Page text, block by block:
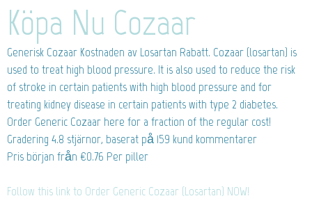
Köpa Nu Cozaar
Generisk Cozaar Kostnaden av Losartan Rabatt. Cozaar (losartan) is
used to treat high blood pressure. It is also used to reduce the risk
of stroke in certain patients with high blood pressure and for
treating kidney disease in certain patients with type 2 diabetes.
Order Generic Cozaar here for a fraction of the regular cost!
Gradering 4.8 stjärnor, baserat på 159 kund kommentarer
Pris början från €0.76 Per piller
Follow this link to Order Generic Cozaar (Losartan) NOW!